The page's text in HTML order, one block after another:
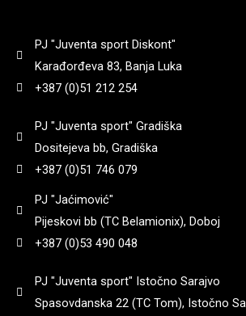
o
k
a
PJ "Juventa sport Diskont"
Karađorđeva 83, Banja Luka
+387 (0)51 212 254
PJ "Juventa sport" Gradiška
Dositejeva bb, Gradiška
+387 (0)51 746 079
PJ "Jaćimović"
Pijeskovi bb (TC Belamionix), Doboj
+387 (0)53 490 048
PJ "Juventa sport" Istočno Sarajvo
Spasovdanska 22 (TC Tom), Istočno